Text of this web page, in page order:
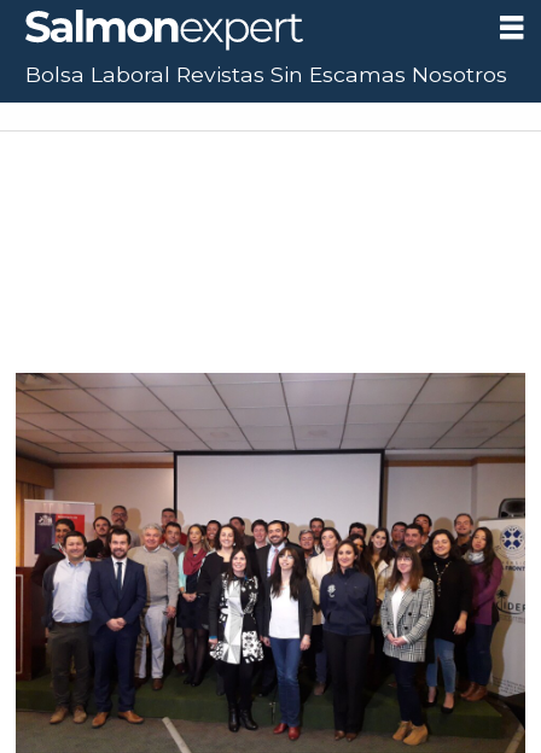
Bolsa Laboral Revistas Sin Escamas Nosotros